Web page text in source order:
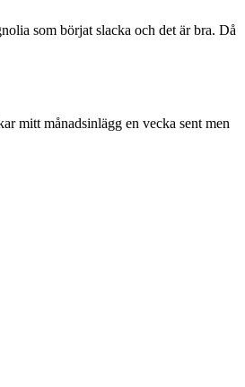
som börjat slacka och det är bra. Då
mitt månadsinlägg en vecka sent men